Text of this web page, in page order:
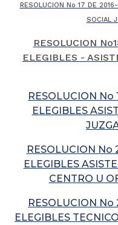
RESOLUCION No 17 DE
SOCIAL
RESOLUCION
ELEGIBLES -
RESOLUCION No
ELEGIBLES
RESOLUCION No
ELEGIBLES
CENTRO U
RESOLUCION No
ELEGIBLES